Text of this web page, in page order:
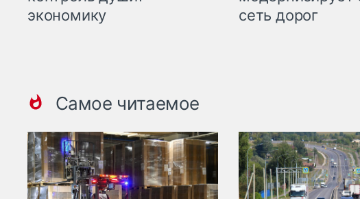
экономику
сеть дорог
Самое читаемое